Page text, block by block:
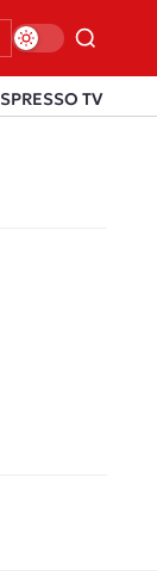
TV